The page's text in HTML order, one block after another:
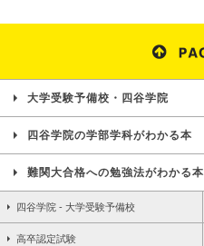
大学受験予備校・四谷学院
四谷学院の学部学科がわかる本
難関大合格への勉強法がわかる本
四谷学院 - 大学受験予備校
高卒認定試験